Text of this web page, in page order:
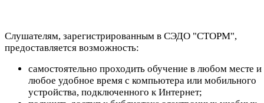
Слушателям, зарегистрированным в СЭДО "СТОРМ",
предоставляется возможность:
самостоятельно проходить обучение в любом месте и
любое удобное время с компьютера или мобильного
устройства, подключенного к Интернет;